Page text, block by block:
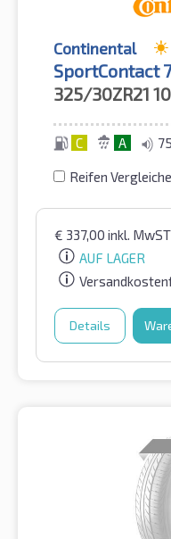
Continental
SportContact 7
325/30ZR21
C A
Reifen
€ 337,00 inkl. MwST
AUF LAGER
Details